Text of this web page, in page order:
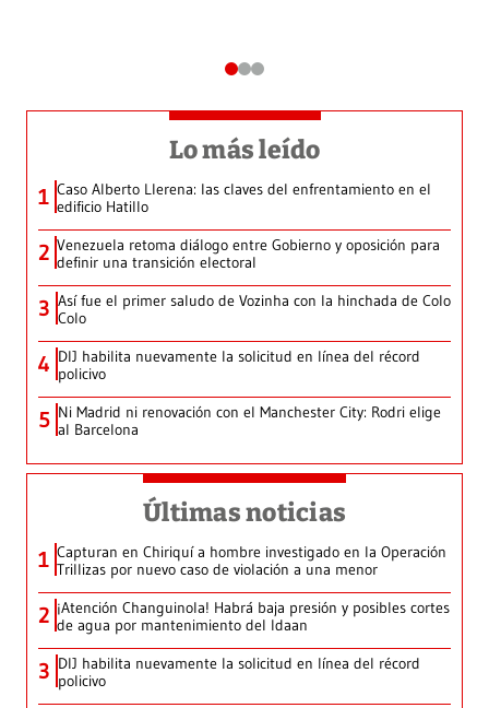
Lo más leído
1 Caso Alberto Llerena: las claves del enfrentamiento en el
edificio Hatillo
2 Venezuela retoma diálogo entre Gobierno y oposición para
definir una transición electoral
3 Así fue el primer saludo de Vozinha con la hinchada de Colo
Colo
4 DIJ habilita nuevamente la solicitud en línea del récord
policivo
5 Ni Madrid ni renovación con el Manchester City: Rodri elige
al Barcelona
Últimas noticias
1 Capturan en Chiriquí a hombre investigado en la Operación
Trillizas por nuevo caso de violación a una menor
2 ¡Atención Changuinola! Habrá baja presión y posibles cortes
de agua por mantenimiento del Idaan
3 DIJ habilita nuevamente la solicitud en línea del récord
policivo